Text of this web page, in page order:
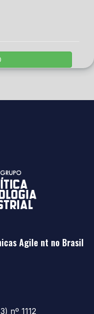
Agile nt no Brasil
nº 1112